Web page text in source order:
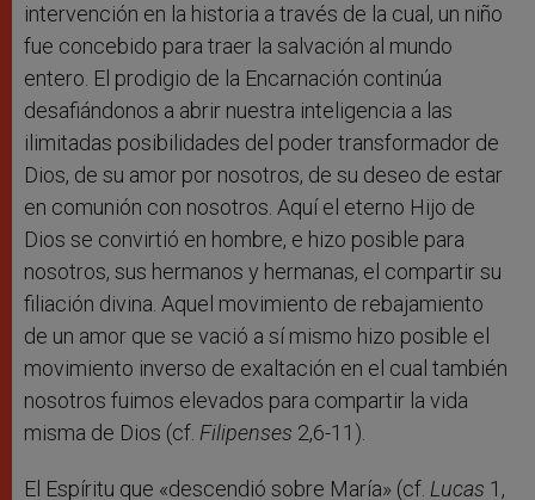
intervención en la historia a través de la cual, un niño
fue concebido para traer la salvación al mundo
entero. El prodigio de la Encarnación continúa
desafiándonos a abrir nuestra inteligencia a las
ilimitadas posibilidades del poder transformador de
Dios, de su amor por nosotros, de su deseo de estar
en comunión con nosotros. Aquí el eterno Hijo de
Dios se convirtió en hombre, e hizo posible para
nosotros, sus hermanos y hermanas, el compartir su
filiación divina. Aquel movimiento de rebajamiento
de un amor que se vació a sí mismo hizo posible el
movimiento inverso de exaltación en el cual también
nosotros fuimos elevados para compartir la vida
misma de Dios (cf. Filipenses 2,6-11).
El Espíritu que «descendió sobre María» (cf. Lucas 1,